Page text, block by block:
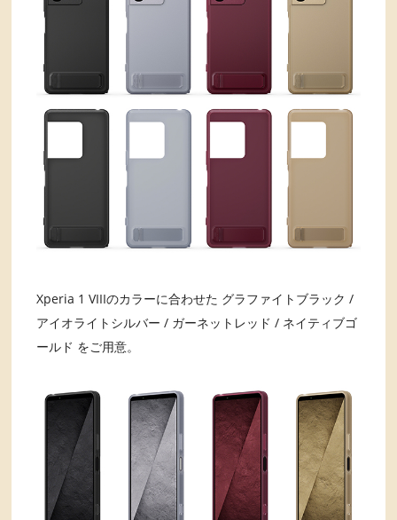
Xperia 1 VIIIのカラーに合わせた グラファイトブラック /
アイオライトシルバー / ガーネットレッド / ネイティブゴ
ールド をご用意。